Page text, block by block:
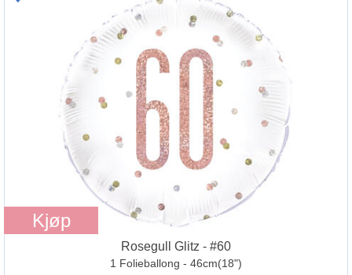
Kjøp
Rosegull Glitz - #60
1 Folieballong - 46cm(18")